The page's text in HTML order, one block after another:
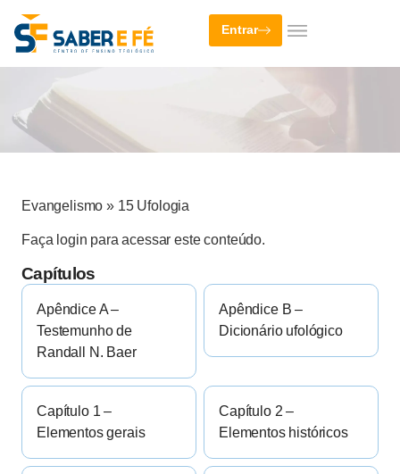
Entrar
Evangelismo » 15 Ufologia
Faça login para acessar este conteúdo.
Capítulos
Apêndice A –
Testemunho de
Randall N. Baer
Apêndice B –
Dicionário ufológico
Capítulo 1 –
Elementos gerais
Capítulo 2 –
Elementos históricos